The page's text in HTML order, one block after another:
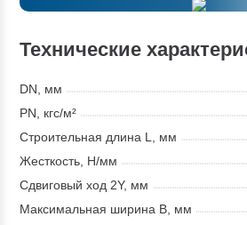
Технические
DN, мм
PN, кгс/м²
Строительная длина L, мм
Жесткость, Н/мм
Сдвиговый ход 2Y, мм
Максимальная ширина В, мм